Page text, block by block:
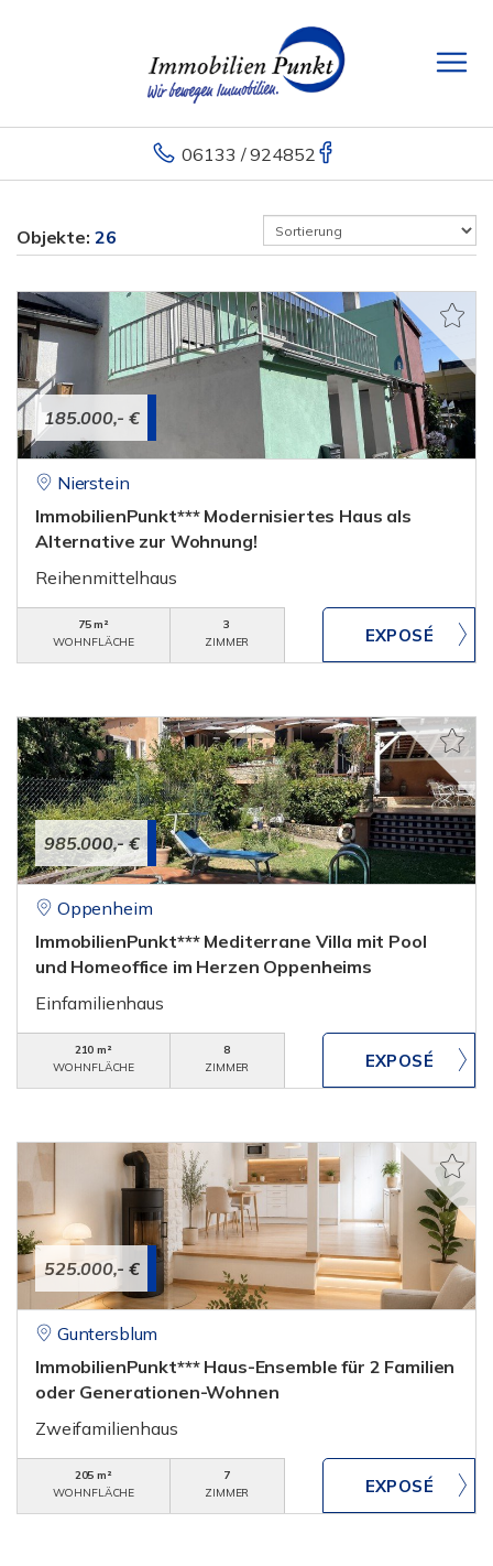
06133 / 924852
Objekte: 26
185.000,- €
Nierstein
ImmobilienPunkt*** Modernisiertes Haus als
Alternative zur Wohnung!
Reihenmittelhaus
75 m²
WOHNFLÄCHE
3
ZIMMER
985.000,- €
Oppenheim
ImmobilienPunkt*** Mediterrane Villa mit Pool
und Homeoffice im Herzen Oppenheims
Einfamilienhaus
210 m²
WOHNFLÄCHE
8
ZIMMER
525.000,- €
Guntersblum
ImmobilienPunkt*** Haus-Ensemble für 2 Familien
oder Generationen-Wohnen
Zweifamilienhaus
205 m²
WOHNFLÄCHE
7
ZIMMER